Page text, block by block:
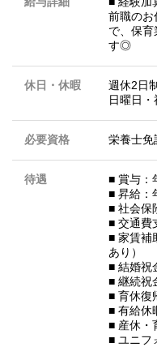
前職のお
で、保育
す◎
休日・休暇
週休2日制
日曜日
必要資格 栄養士免
待遇
■ 賞与：
■ 昇給：
■ 社会保
■ 交通費
■ 家賃補
あり）
■ 結婚祝
■ 継続祝
■ 育休復
■ 有給休
■ 産休・
■ ユニフ